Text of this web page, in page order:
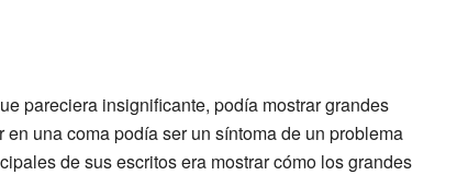
pareciera insignificante, podía mostrar grandes
una coma podía ser un síntoma de un problema
de sus escritos era mostrar cómo los grandes